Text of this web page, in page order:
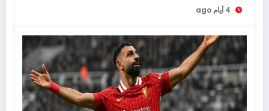
4 أيام ago